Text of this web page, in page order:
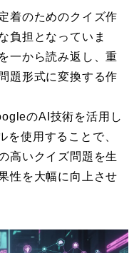
着のためのクイズ作
負担となっていま
一から読み返し、重
題形式に変換する作
のAI技術を活用し
使用することで、
高いクイズ問題を生
性を大幅に向上させ